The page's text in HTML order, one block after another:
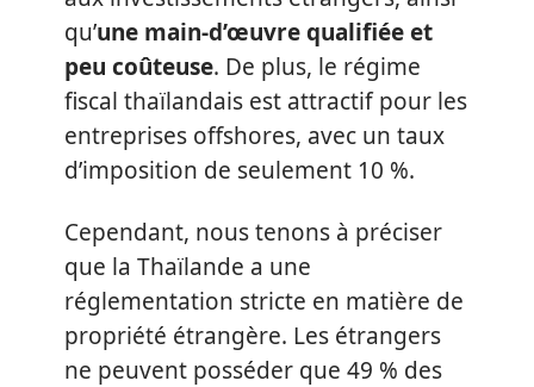
qu’une main-d’œuvre qualifiée et
peu coûteuse. De plus, le régime
fiscal thaïlandais est attractif pour les
entreprises offshores, avec un taux
d’imposition de seulement 10 %.
Cependant, nous tenons à préciser
que la Thaïlande a une
réglementation stricte en matière de
propriété étrangère. Les étrangers
ne peuvent posséder que 49 % des